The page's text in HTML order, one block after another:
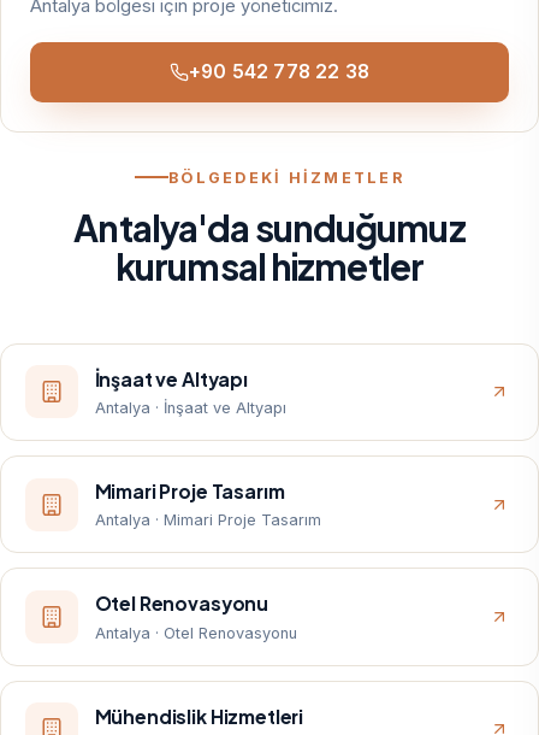
Antalya bölgesi için proje yöneticimiz.
+90 542 778 22 38
BÖLGEDEKİ HİZMETLER
Antalya'da sunduğumuz
kurumsal hizmetler
İnşaat ve Altyapı
Antalya · İnşaat ve Altyapı
Mimari Proje Tasarım
Antalya · Mimari Proje Tasarım
Otel Renovasyonu
Antalya · Otel Renovasyonu
Mühendislik Hizmetleri